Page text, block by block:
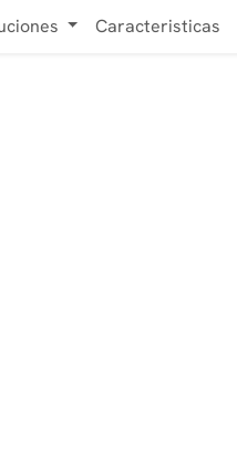
Caracteristicas